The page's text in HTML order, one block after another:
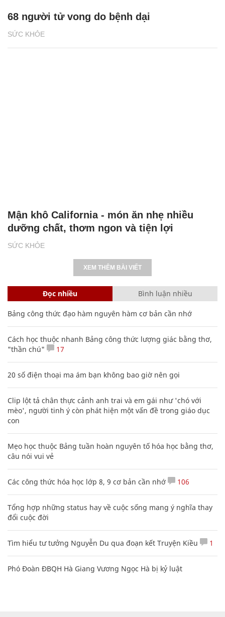
SỨC KHỎE
68 người tử vong do bệnh dại
SỨC KHỎE
Mận khô California - món ăn nhẹ nhiều
dưỡng chất, thơm ngon và tiện lợi
XEM THÊM BÀI VIẾT
Đọc nhiều Bình luận nhiều
Bảng công thức đạo hàm nguyên hàm cơ bản cần nhớ
Cách học thuộc nhanh Bảng công thức lượng giác bằng thơ,
"thần chú"
17
20 số điện thoại ma ám bạn không bao giờ nên gọi
Clip lột tả chân thực cảnh anh trai và em gái như 'chó với
mèo', người tinh ý còn phát hiện một vấn đề trong giáo dục
con
Mẹo học thuộc Bảng tuần hoàn nguyên tố hóa học bằng thơ,
câu nói vui vẻ
Các công thức hóa học lớp 8, 9 cơ bản cần nhớ 106
Tổng hợp những status hay về cuộc sống mang ý nghĩa thay
đổi cuộc đời
Tìm hiểu tư tưởng Nguyễn Du qua đoạn kết Truyện Kiều 1
Phó Đoàn ĐBQH Hà Giang Vương Ngọc Hà bị kỷ luật